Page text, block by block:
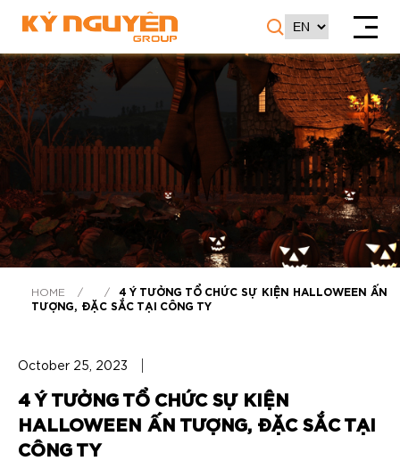
HOME / /
4 Ý TƯỞNG TỔ CHỨC SỰ KIỆN HALLOWEEN ẤN
TƯỢNG, ĐẶC SẮC TẠI CÔNG TY
October 25, 2023
4 Ý TƯỞNG TỔ CHỨC SỰ KIỆN
HALLOWEEN ẤN TƯỢNG, ĐẶC SẮC TẠI
CÔNG TY